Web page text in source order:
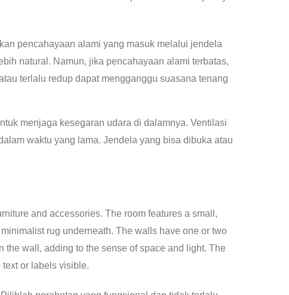
pencahayaan alami yang masuk melalui jendela
natural. Namun, jika pencahayaan alami terbatas,
terlalu redup dapat mengganggu suasana tenang
menjaga kesegaran udara di dalamnya. Ventilasi
waktu yang lama. Jendela yang bisa dibuka atau